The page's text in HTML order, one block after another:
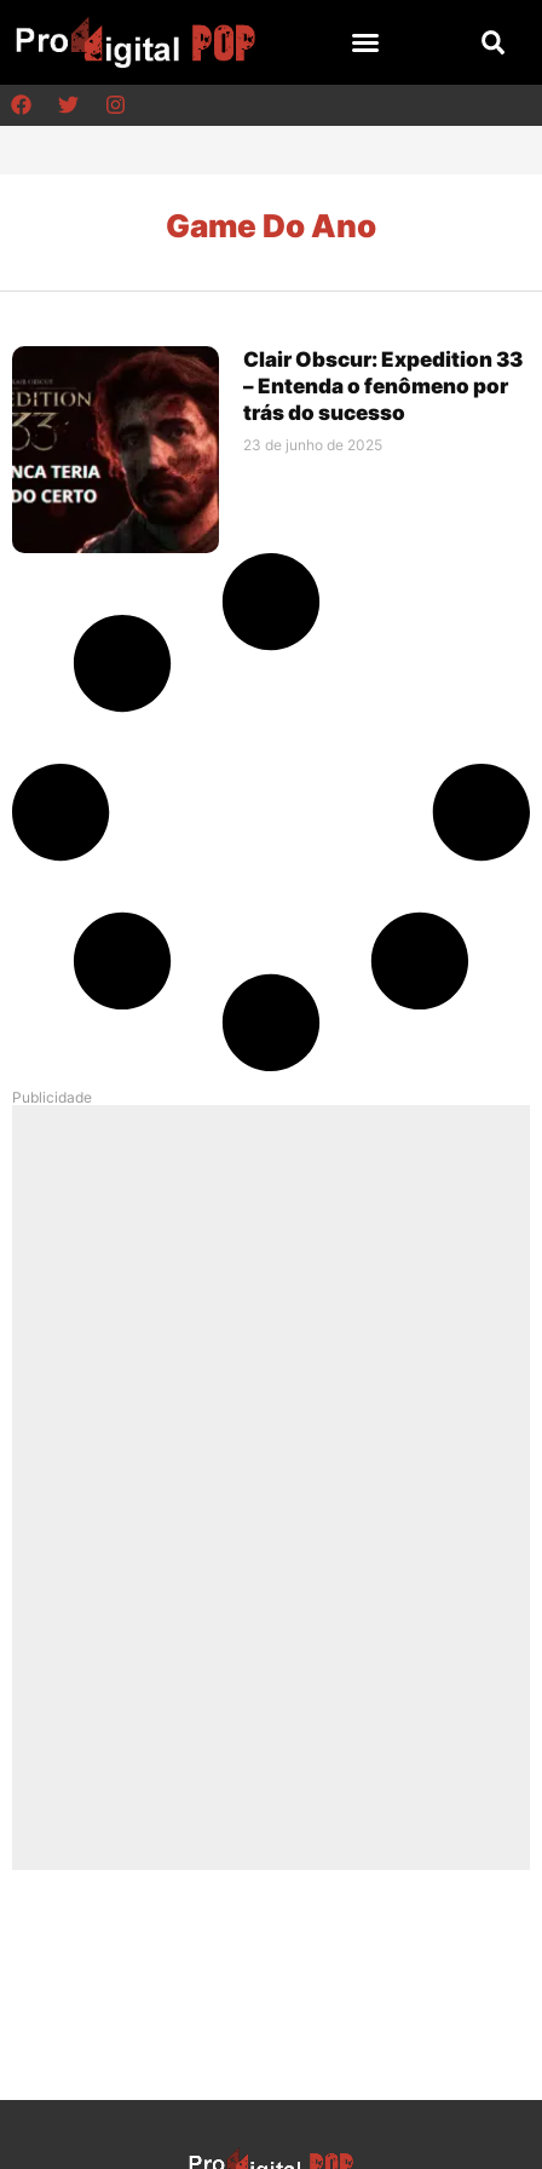
Game Do Ano
Clair Obscur: Expedition 33
– Entenda o fenômeno por
trás do sucesso
23 de junho de 2025
Publicidade